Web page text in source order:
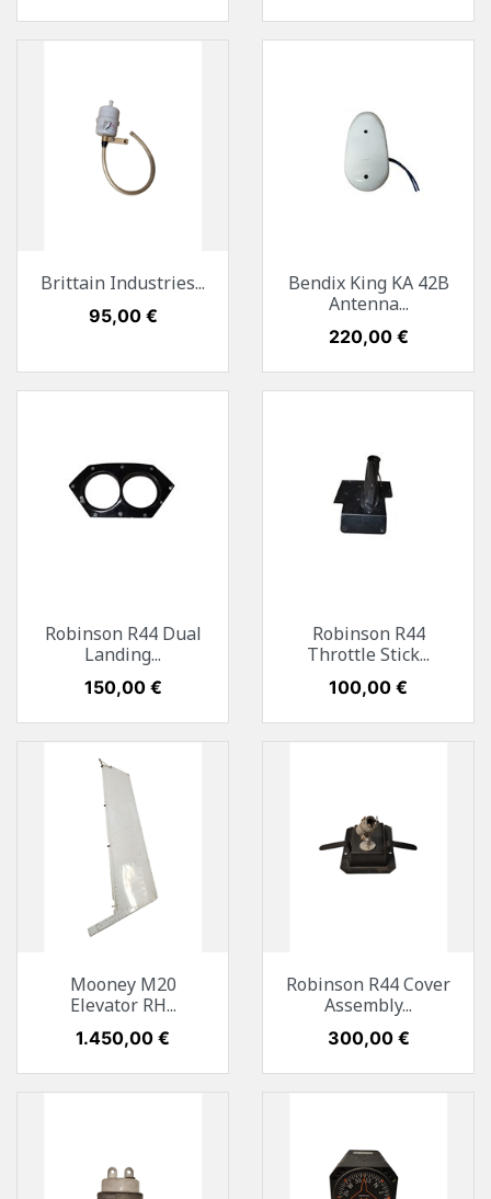
Brittain Industries...
Preis
95,00 €
Bendix King KA 42B
Antenna...
Preis
220,00 €
Robinson R44 Dual
Landing...
Preis
150,00 €
Robinson R44
Throttle Stick...
Preis
100,00 €
Mooney M20
Elevator RH...
Preis
1.450,00 €
Robinson R44 Cover
Assembly...
Preis
300,00 €